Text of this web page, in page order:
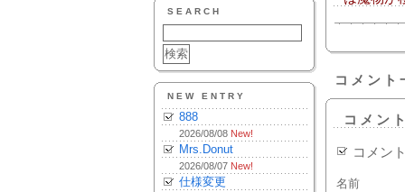
SEARCH
NEW ENTRY
888
2026/08/08 New!
Mrs.Donut
2026/08/07 New!
仕様変更
コメント
コメン
コメン
名前